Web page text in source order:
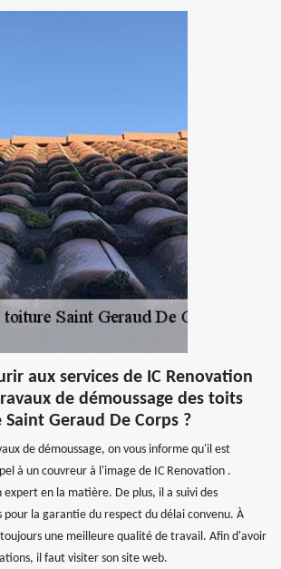
aux services de IC Renovation
de démoussage des toits
Geraud De Corps ?
de démoussage, on vous informe qu'il est
à un couvreur à l'image de IC Renovation .
expert en la matière. De plus, il a suivi des
pour la garantie du respect du délai convenu. À
une meilleure qualité de travail. Afin d'avoir
il faut visiter son site web.